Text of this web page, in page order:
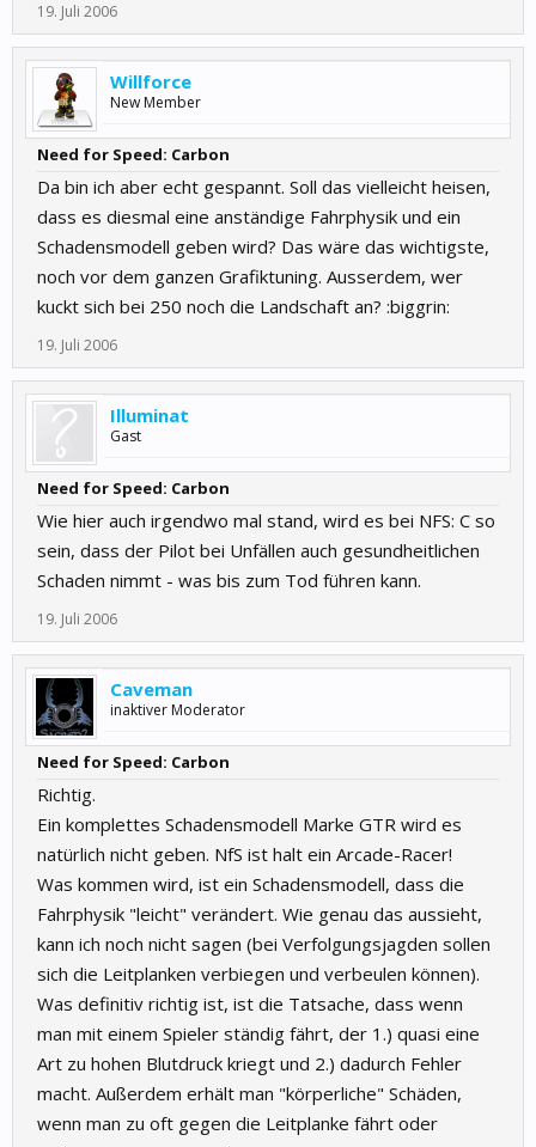
19. Juli 2006
Willforce
New Member
Need for Speed: Carbon
Da bin ich aber echt gespannt. Soll das vielleicht heisen,
dass es diesmal eine anständige Fahrphysik und ein
Schadensmodell geben wird? Das wäre das wichtigste,
noch vor dem ganzen Grafiktuning. Ausserdem, wer
kuckt sich bei 250 noch die Landschaft an? :biggrin:
19. Juli 2006
Illuminat
Gast
Need for Speed: Carbon
Wie hier auch irgendwo mal stand, wird es bei NFS: C so
sein, dass der Pilot bei Unfällen auch gesundheitlichen
Schaden nimmt - was bis zum Tod führen kann.
19. Juli 2006
Caveman
inaktiver Moderator
Need for Speed: Carbon
Richtig.
Ein komplettes Schadensmodell Marke GTR wird es
natürlich nicht geben. NfS ist halt ein Arcade-Racer!
Was kommen wird, ist ein Schadensmodell, dass die
Fahrphysik "leicht" verändert. Wie genau das aussieht,
kann ich noch nicht sagen (bei Verfolgungsjagden sollen
sich die Leitplanken verbiegen und verbeulen können).
Was definitiv richtig ist, ist die Tatsache, dass wenn
man mit einem Spieler ständig fährt, der 1.) quasi eine
Art zu hohen Blutdruck kriegt und 2.) dadurch Fehler
macht. Außerdem erhält man "körperliche" Schäden,
wenn man zu oft gegen die Leitplanke fährt oder